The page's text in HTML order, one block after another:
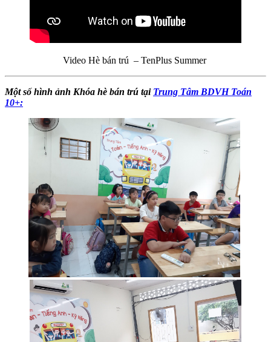
Video Hè bán trú – TenPlus Summer
Một số hình ảnh Khóa hè bán trú tại Trung Tâm BDVH Toán
10+: